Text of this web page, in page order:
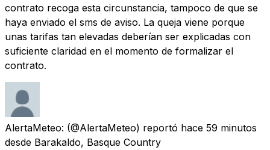
contrato recoga esta circunstancia, tampoco de que se
haya enviado el sms de aviso. La queja viene porque
unas tarifas tan elevadas deberían ser explicadas con
suficiente claridad en el momento de formalizar el
contrato.
AlertaMeteo: (@AlertaMeteo) reportó hace 59 minutos
desde Barakaldo, Basque Country